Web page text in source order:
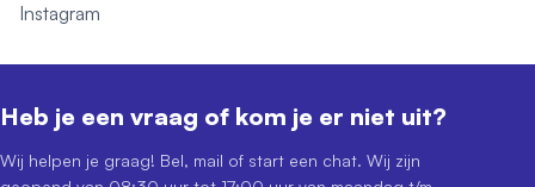
Instagram
Heb je een vraag of kom je er niet uit?
Wij helpen je graag! Bel, mail of start een chat. Wij zijn